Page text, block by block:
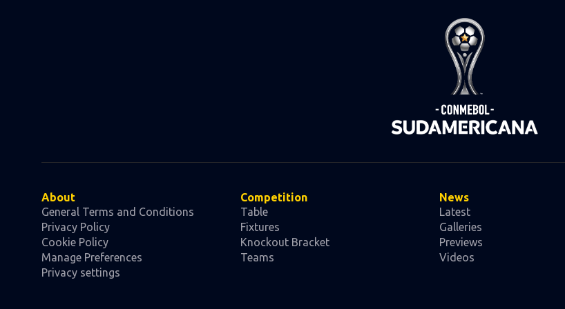
About
General Terms and Conditions
Privacy Policy
Cookie Policy
Manage Preferences
Privacy settings
Competition
Table
Fixtures
Knockout Bracket
Teams
News
Latest
Galleries
Previews
Videos